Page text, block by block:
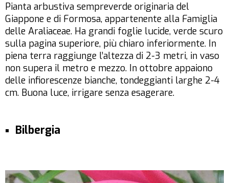
Pianta arbustiva sempreverde originaria del
Giappone e di Formosa, appartenente alla Famiglia
delle Araliaceae. Ha grandi foglie lucide, verde scuro
sulla pagina superiore, più chiaro inferiormente. In
piena terra raggiunge l’altezza di 2-3 metri, in vaso
non supera il metro e mezzo. In ottobre appaiono
delle infiorescenze bianche, tondeggianti larghe 2-4
cm. Buona luce, irrigare senza esagerare.
Bilbergia